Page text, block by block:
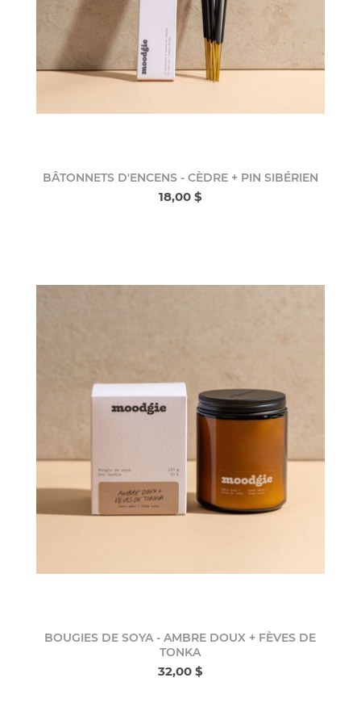
BÂTONNETS D'ENCENS - CÈDRE + PIN SIBÉRIEN
18,00 $
BOUGIES DE SOYA - AMBRE DOUX + FÈVES DE
TONKA
32,00 $